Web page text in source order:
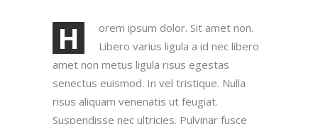
H
orem ipsum dolor. Sit amet non.
Libero varius ligula a id nec libero
amet non metus ligula risus egestas
senectus euismod. In vel tristique. Nulla
risus aliquam venenatis ut feugiat.
Suspendisse nec ultricies. Pulvinar fusce